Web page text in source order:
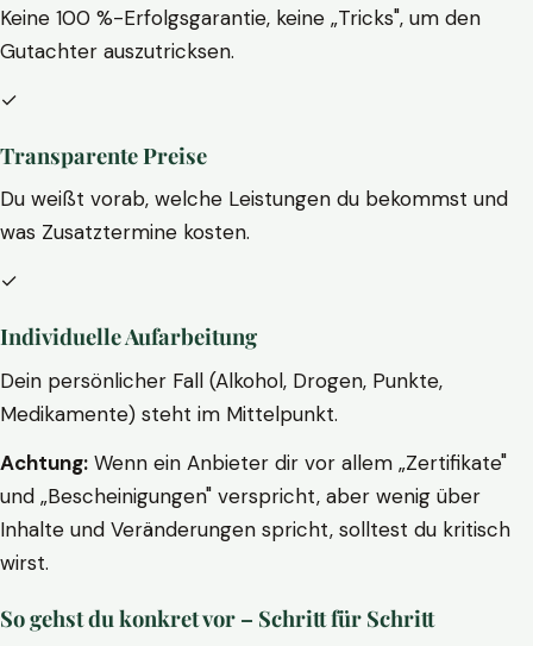
Keine 100 %-Erfolgsgarantie, keine „Tricks", um den
Gutachter auszutricksen.
✓
Transparente Preise
Du weißt vorab, welche Leistungen du bekommst und
was Zusatztermine kosten.
✓
Individuelle Aufarbeitung
Dein persönlicher Fall (Alkohol, Drogen, Punkte,
Medikamente) steht im Mittelpunkt.
Achtung: Wenn ein Anbieter dir vor allem „Zertifikate"
und „Bescheinigungen" verspricht, aber wenig über
Inhalte und Veränderungen spricht, solltest du kritisch
wirst.
So gehst du konkret vor – Schritt für Schritt